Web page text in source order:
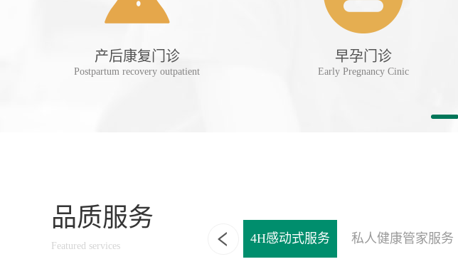
产后康复门诊
Postpartum recovery outpatient
早孕门诊
Early Pregnancy Cinic
品质服务
Featured services
独立诊室 一站式家庭口腔健康管理 4H感动式服务 私人健康管家服务